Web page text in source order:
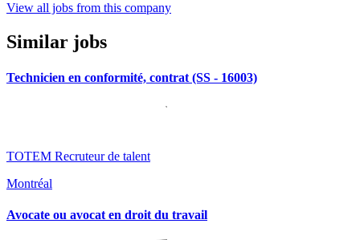
View all jobs from this company
Similar jobs
Technicien en conformité, contrat (SS - 16003)
TOTEM Recruteur de talent
Montréal
Avocate ou avocat en droit du travail